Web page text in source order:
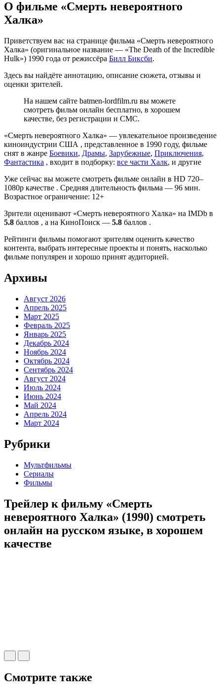
О фильме «Смерть невероятного
Халка»
Приветствуем вас на странице фильма «Смерть невероятного
Халка» (оригинальное название — «The Death of the Incredible
Hulk») 1990 года от режиссёра Билл Биксби.
Здесь вы найдёте аннотацию, описание сюжета, отзывы и
оценки зрителей.
На нашем сайте batmen-lordfilm.ru вы можете
смотреть фильм онлайн бесплатно, в хорошем
качестве, без регистрации и СМС.
«Смерть невероятного Халка» — увлекательное произведение
киноиндустрии США , представленное в 1990 году, фильме
снят в жанре Боевики, Драмы, Зарубежные, Приключения,
Фантастика , входит в подборку: все части Халк, и другие
Уже сейчас вы можете смотреть фильме онлайн в HD 720–
1080p качестве . Средняя длительность фильма — 96 мин.
Возрастное ограничение: 12+
Зрители оценивают «Смерть невероятного Халка» на IMDb в
5.8 баллов , а на КиноПоиск — 5.8 баллов .
Рейтинги фильмы помогают зрителям оценить качество
контента, выбрать интересные проекты и понять, насколько
фильме популярен и хорошо принят аудиторией.
Архивы
Август 2026
Апрель 2025
Март 2025
Февраль 2025
Январь 2025
Декабрь 2024
Ноябрь 2024
Октябрь 2024
Сентябрь 2024
Август 2024
Июль 2024
Июнь 2024
Май 2024
Апрель 2024
Март 2024
Рубрики
Мультфильмы
Сериалы
Фильмы
Трейлер к фильму «Смерть
невероятного Халка» (1990) cмотреть
онлайн на русском языке, в хорошем
качестве
Смотрите также